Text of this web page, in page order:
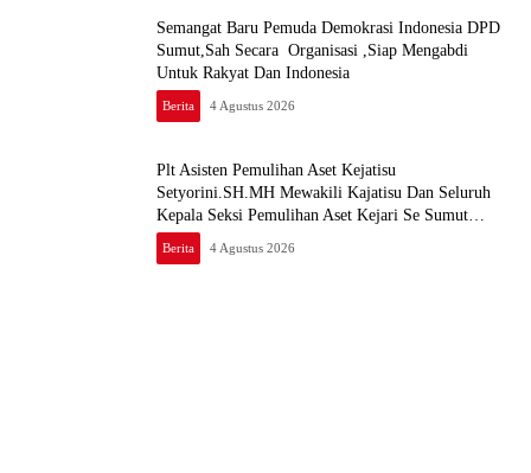
Semangat Baru Pemuda Demokrasi Indonesia DPD
Sumut,Sah Secara Organisasi ,Siap Mengabdi
Untuk Rakyat Dan Indonesia
Berita 4 Agustus 2026
Plt Asisten Pemulihan Aset Kejatisu
Setyorini.SH.MH Mewakili Kajatisu Dan Seluruh
Kepala Seksi Pemulihan Aset Kejari Se Sumut
Mengikuti FGD Bersama Kepala Pemulihan Aset
Kejagung RI
Berita 4 Agustus 2026